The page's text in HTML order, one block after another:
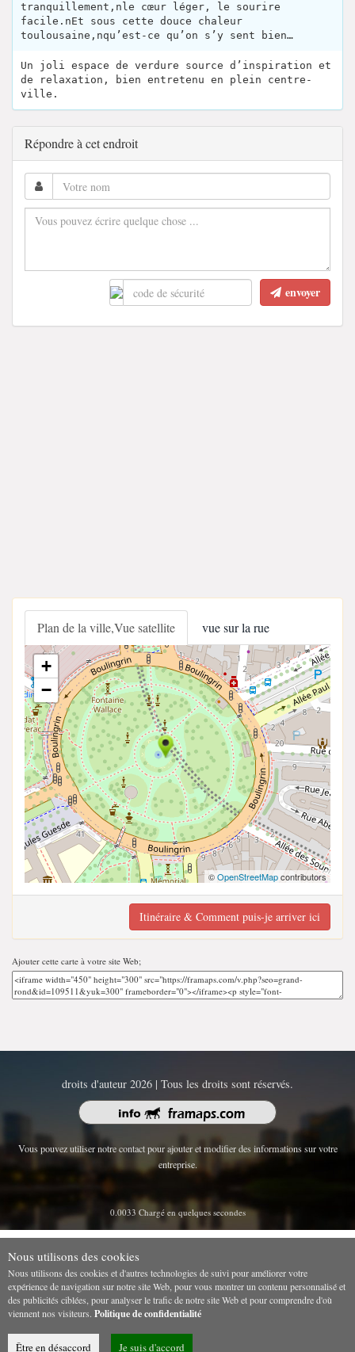
tranquillement,nle cœur léger, le sourire
facile.nEt sous cette douce chaleur
toulousaine,nqu’est-ce qu’on s’y sent bien…
Un joli espace de verdure source d’inspiration et
de relaxation, bien entretenu en plein centre-
ville.
Répondre à cet endroit
envoyer
Plan de la ville,Vue satellite vue sur la rue
+
−
©OpenStreetMapcontributors
Itinéraire & Comment puis-je arriver ici
Ajouter cette carte à votre site Web;
droits d'auteur 2026 | Tous les droits sont réservés.
Vous pouvez utiliser notre contact pour ajouter et modifier des informations sur votre
entreprise.
0.0033 Chargé en quelques secondes
Nous utilisons des cookies
Nous utilisons des cookies et d'autres technologies de suivi pour améliorer votre
expérience de navigation sur notre site Web, pour vous montrer un contenu personnalisé et
des publicités ciblées, pour analyser le trafic de notre site Web et pour comprendre d'où
viennent nos visiteurs. Politique de confidentialité
Être en désaccord Je suis d'accord